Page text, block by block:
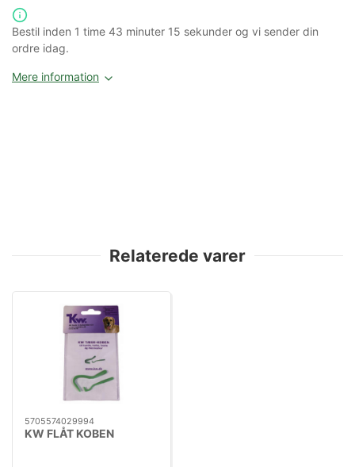
Bestil inden 1 time 43 minuter 15 sekunder og vi sender din
ordre idag.
Mere information
Relaterede varer
5705574029994
KW FLÅT KOBEN